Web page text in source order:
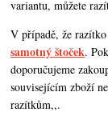
variantu, můžete
V případě, že
samotný štoček.
doporučujeme
souvisejícím zboží
razítkům,,.